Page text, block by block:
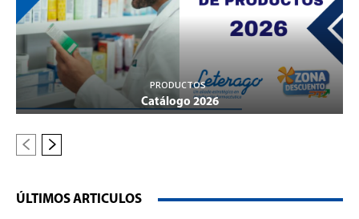
PRODUCTOS
Catálogo 2026
ÚLTIMOS ARTICULOS